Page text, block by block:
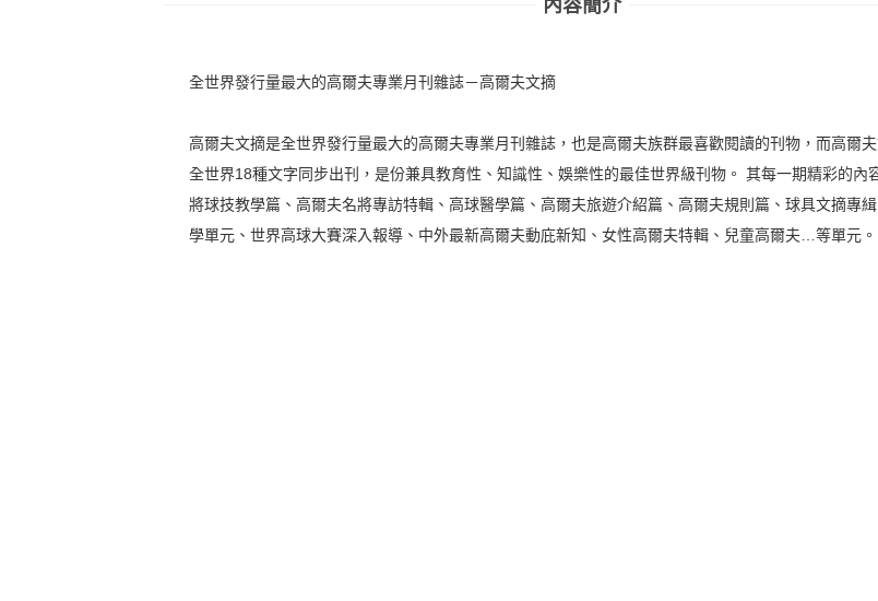
內容簡介
全世界發行量最大的高爾夫專業月刊雜誌－高爾夫文摘
高爾夫文摘是全世界發行量最大的高爾夫專業月刊雜誌，也是高爾夫族群最喜歡閱讀的刊物，而高爾
全世界18種文字同步出刊，是份兼具教育性、知識性、娛樂性的最佳世界級刊物。 其每一期精彩的內
將球技教學篇、高爾夫名將專訪特輯、高球醫學篇、高爾夫旅遊介紹篇、高爾夫規則篇、球具文摘專
學單元、世界高球大賽深入報導、中外最新高爾夫動庇新知、女性高爾夫特輯、兒童高爾夫…等單元。